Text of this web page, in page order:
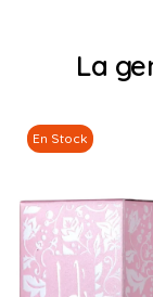
La
En Stock